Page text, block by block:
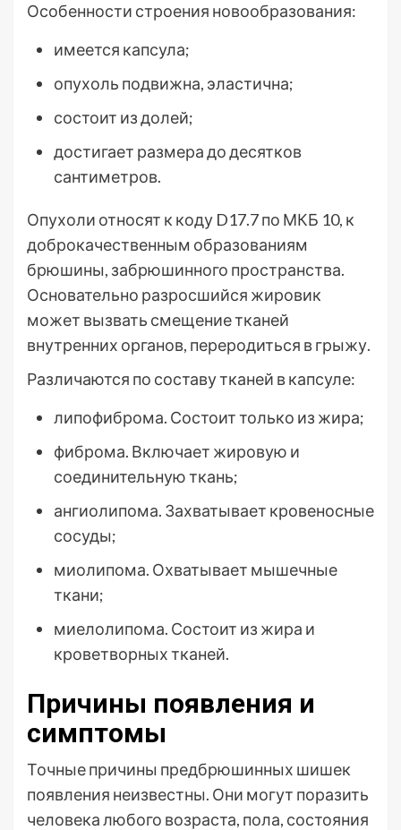
Особенности строения новообразования:
имеется капсула;
опухоль подвижна, эластична;
состоит из долей;
достигает размера до десятков
сантиметров.
Опухоли относят к коду D17.7 по МКБ 10, к
доброкачественным образованиям
брюшины, забрюшинного пространства.
Основательно разросшийся жировик
может вызвать смещение тканей
внутренних органов, переродиться в грыжу.
Различаются по составу тканей в капсуле:
липофиброма. Состоит только из жира;
фиброма. Включает жировую и
соединительную ткань;
ангиолипома. Захватывает кровеносные
сосуды;
миолипома. Охватывает мышечные
ткани;
миелолипома. Состоит из жира и
кроветворных тканей.
Причины появления и
симптомы
Точные причины предбрюшинных шишек
появления неизвестны. Они могут поразить
человека любого возраста, пола, состояния